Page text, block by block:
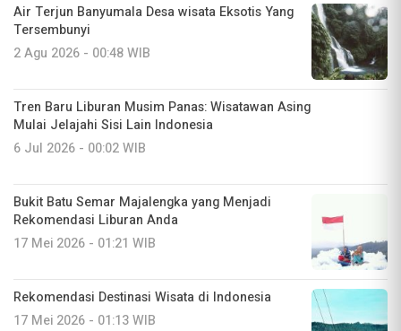
Air Terjun Banyumala Desa wisata Eksotis Yang
Tersembunyi
2 Agu 2026 - 00:48 WIB
Tren Baru Liburan Musim Panas: Wisatawan Asing
Mulai Jelajahi Sisi Lain Indonesia
6 Jul 2026 - 00:02 WIB
Bukit Batu Semar Majalengka yang Menjadi
Rekomendasi Liburan Anda
17 Mei 2026 - 01:21 WIB
Rekomendasi Destinasi Wisata di Indonesia
17 Mei 2026 - 01:13 WIB